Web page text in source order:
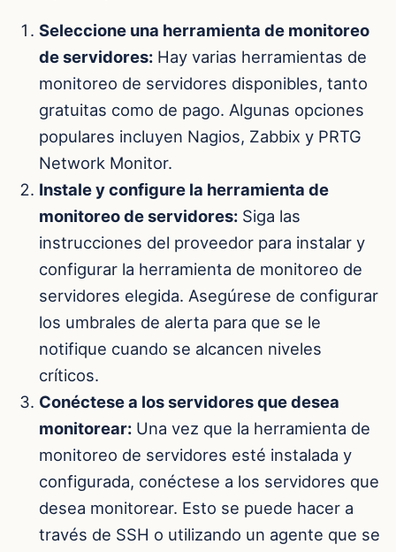
Seleccione una herramienta de monitoreo
de servidores: Hay varias herramientas de
monitoreo de servidores disponibles, tanto
gratuitas como de pago. Algunas opciones
populares incluyen Nagios, Zabbix y PRTG
Network Monitor.
Instale y configure la herramienta de
monitoreo de servidores: Siga las
instrucciones del proveedor para instalar y
configurar la herramienta de monitoreo de
servidores elegida. Asegúrese de configurar
los umbrales de alerta para que se le
notifique cuando se alcancen niveles
críticos.
Conéctese a los servidores que desea
monitorear: Una vez que la herramienta de
monitoreo de servidores esté instalada y
configurada, conéctese a los servidores que
desea monitorear. Esto se puede hacer a
través de SSH o utilizando un agente que se